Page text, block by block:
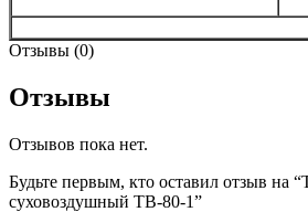
Отзывы (0)
Отзывы
Отзывов пока нет.
Будьте первым, кто оставил отзыв на
суховоздушный ТВ-80-1”